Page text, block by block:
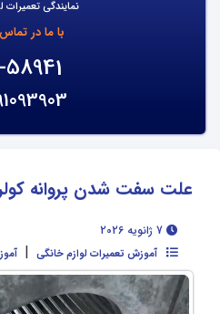
نمایندگی تعمیرات
با ما در
58941
علت سفت شدن پروانه
آموزش تعمیرات لوازم خانگی |